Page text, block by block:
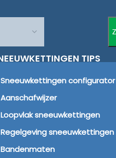
TIPS
Sneeuwkettingen configurator
Aanschafwijzer
Loopvlak sneeuwkettingen
Regelgeving sneeuwkettingen
Bandenmaten